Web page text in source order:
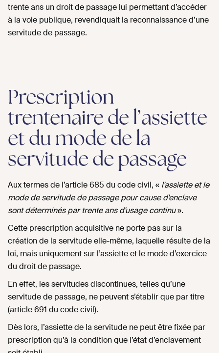
trente ans un droit de passage lui permettant d’accéder
à la voie publique, revendiquait la reconnaissance d’une
servitude de passage.
Prescription
trentenaire de l’assiette
et du mode de la
servitude de passage
Aux termes de l’article 685 du code civil, « l'assiette et le
mode de servitude de passage pour cause d'enclave
sont déterminés par trente ans d'usage continu».
Cette prescription acquisitive ne porte pas sur la
création de la servitude elle-même, laquelle résulte de la
loi, mais uniquement sur l’assiette et le mode d’exercice
du droit de passage.
En effet, les servitudes discontinues, telles qu’une
servitude de passage, ne peuvent s’établir que par titre
(article 691 du code civil).
Dès lors, l’assiette de la servitude ne peut être fixée par
prescription qu’à la condition que l’état d’enclavement